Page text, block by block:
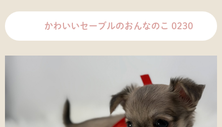
かわいいセーブルのおんなのこ 0230